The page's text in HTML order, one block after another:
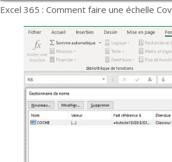
Excel 365 : Comment faire une échelle